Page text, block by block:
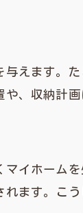
えます。
、収納計
イホーム
ます。こ